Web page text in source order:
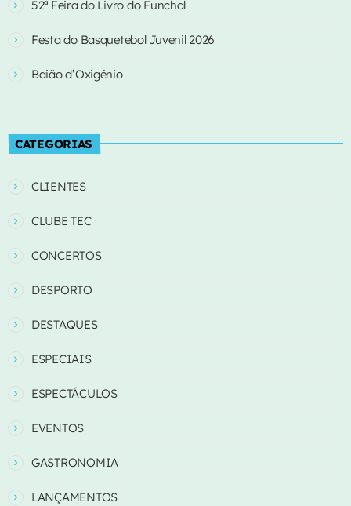
52ª Feira do Livro do Funchal
Festa do Basquetebol Juvenil 2026
Baião d’Oxigénio
CATEGORIAS
CLIENTES
CLUBE TEC
CONCERTOS
DESPORTO
DESTAQUES
ESPECIAIS
ESPECTÁCULOS
EVENTOS
GASTRONOMIA
LANÇAMENTOS